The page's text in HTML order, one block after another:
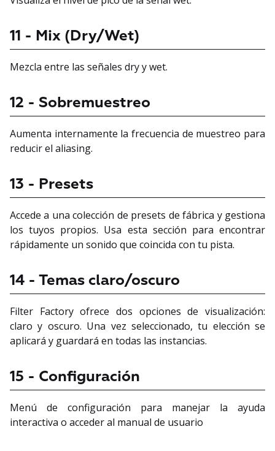
11 - Mix (Dry/Wet)
Mezcla entre las señales dry y wet.
12 - Sobremuestreo
Aumenta internamente la frecuencia de muestreo para
reducir el aliasing.
13 - Presets
Accede a una colección de presets de fábrica y gestiona
los tuyos propios. Usa esta sección para encontrar
rápidamente un sonido que coincida con tu pista.
14 - Temas claro/oscuro
Filter Factory ofrece dos opciones de visualización:
claro y oscuro. Una vez seleccionado, tu elección se
aplicará y guardará en todas las instancias.
15 - Configuración
Menú de configuración para manejar la ayuda
interactiva o acceder al manual de usuario